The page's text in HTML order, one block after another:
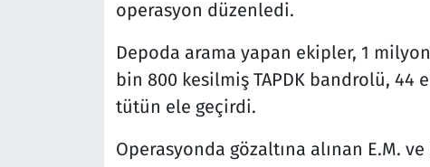
operasyon düzenledi.
Depoda arama yapan ekipler, 1
bin 800 kesilmiş TAPDK bandrolü, 44
tütün ele geçirdi.
Operasyonda gözaltına alınan E.M.